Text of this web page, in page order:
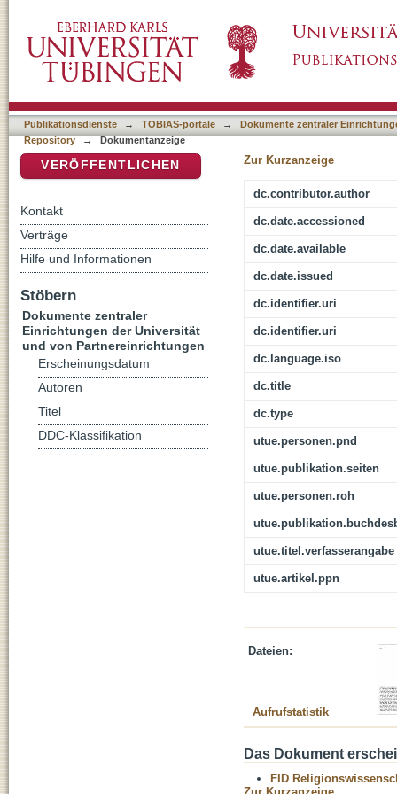
Publikationsdienste → TOBIAS-portale →
Dokumente zentraler
Repository
→ Dokumentanzeige
Zur Kurzanzeige
dc.contributor.author
dc.date.accessioned
dc.date.available
dc.date.issued
dc.identifier.uri
dc.identifier.uri
dc.language.iso
dc.title
dc.type
utue.personen.pnd
utue.publikation.seiten
utue.personen.roh
utue.titel.verfasserangabe
utue.artikel.ppn
Dateien:
Aufrufstatistik
Das Dokument
FID
VERÖFFENTLICHEN
Kontakt
Verträge
Hilfe und Informationen
Stöbern
Dokumente zentraler
Einrichtungen der Universität
und von Partnereinrichtungen
Erscheinungsdatum
Autoren
Titel
DDC-Klassifikation